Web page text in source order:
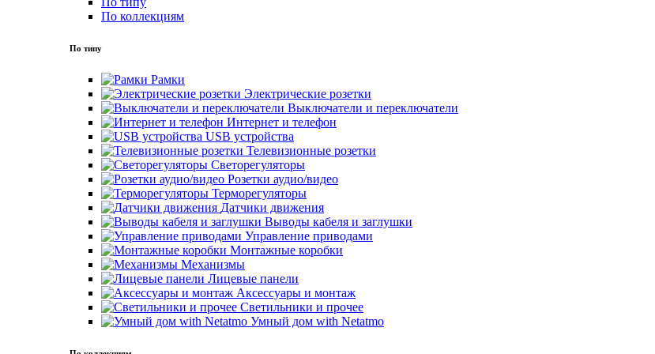
По коллекциям
По типу
Рамки
Электрические розетки
Выключатели и переключатели
Интернет и телефон
USB устройства
Телевизионные розетки
Светорегуляторы
Розетки аудио/видео
Терморегуляторы
Датчики движения
Выводы кабеля и заглушки
Управление приводами
Монтажные коробки
Механизмы
Лицевые панели
Аксессуары и монтаж
Светильники и прочее
Умный дом with Netatmo